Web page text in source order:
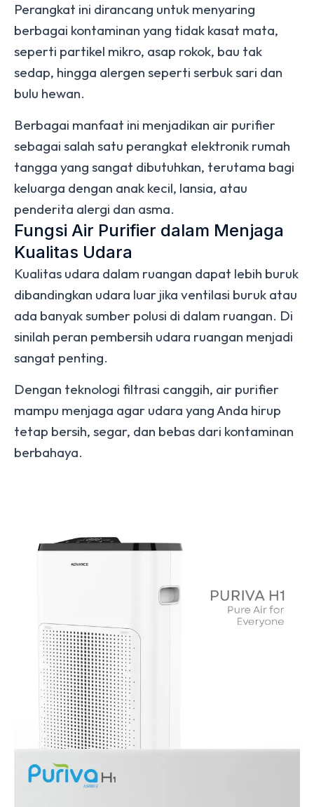
Perangkat ini dirancang untuk menyaring
berbagai kontaminan yang tidak kasat mata,
seperti partikel mikro, asap rokok, bau tak
sedap, hingga alergen seperti serbuk sari dan
bulu hewan.
Berbagai manfaat ini menjadikan air purifier
sebagai salah satu perangkat elektronik rumah
tangga yang sangat dibutuhkan, terutama bagi
keluarga dengan anak kecil, lansia, atau
penderita alergi dan asma.
Fungsi Air Purifier dalam Menjaga
Kualitas Udara
Kualitas udara dalam ruangan dapat lebih buruk
dibandingkan udara luar jika ventilasi buruk atau
ada banyak sumber polusi di dalam ruangan. Di
sinilah peran pembersih udara ruangan menjadi
sangat penting.
Dengan teknologi filtrasi canggih, air purifier
mampu menjaga agar udara yang Anda hirup
tetap bersih, segar, dan bebas dari kontaminan
berbahaya.